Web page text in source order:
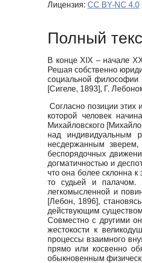
Лицензия: CC BY-NC 4.0
Полный
В конце XIX – начале
Решая собственно
социальной философии
[Сигеле, 1893], Г.
Согласно позиции этих
которой человек
Михайловского [
над индивидуальным
несдержанным
беспорядочных
догматичностью и
что она более склонна
то судьей и палачом.
легкомысленной и
[Лебон, 1896],
действующим
Совместно с другими
жестокости к
процессы взаимного
прямо или косвенно
обыкновенным